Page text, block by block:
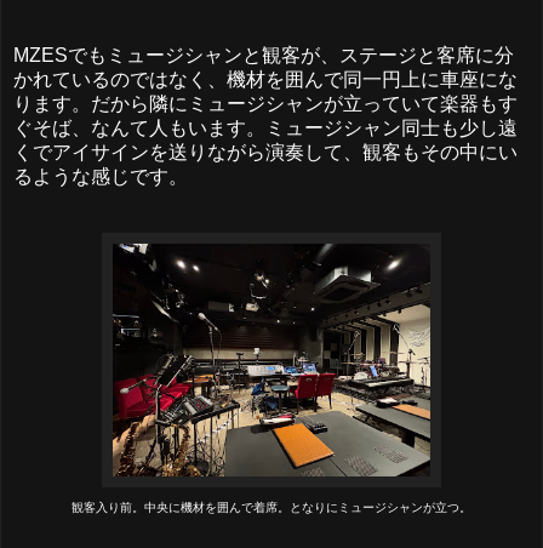
MZESでもミュージシャンと観客が、ステージと客席に分
かれているのではなく、機材を囲んで同一円上に車座にな
ります。だから隣にミュージシャンが立っていて楽器もす
ぐそば、なんて人もいます。ミュージシャン同士も少し遠
くでアイサインを送りながら演奏して、観客もその中にい
るような感じです。
観客入り前。中央に機材を囲んで着席。となりにミュージシャンが立つ。